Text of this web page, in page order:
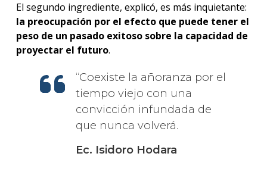
El segundo ingrediente, explicó, es más inquietante:
la preocupación por el efecto que puede tener el
peso de un pasado exitoso sobre la capacidad de
proyectar el futuro.
Coexiste la añoranza por el
tiempo viejo con una
convicción infundada de
que nunca volverá.
Ec. Isidoro Hodara